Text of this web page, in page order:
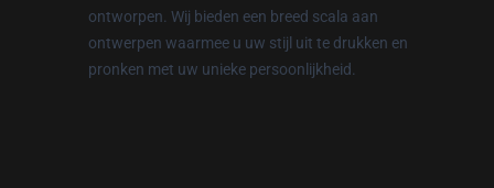
ontworpen. Wij bieden een breed scala aan
ontwerpen waarmee u uw stijl uit te drukken en
pronken met uw unieke persoonlijkheid.